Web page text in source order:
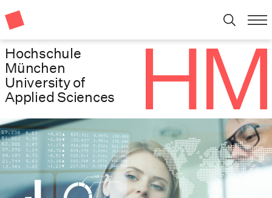
Hochschule
München
University of
Applied Sciences